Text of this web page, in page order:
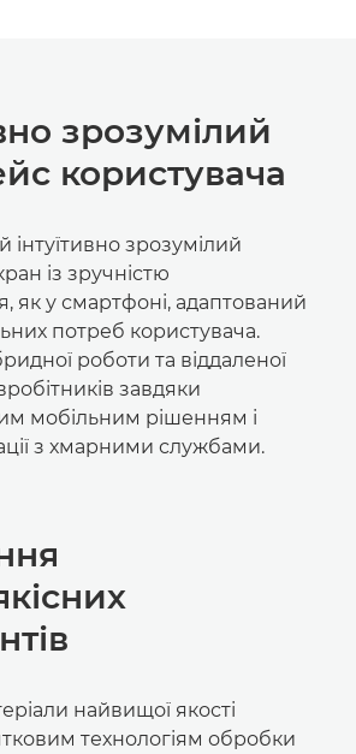
зрозумілий
користувача
інтуїтивно зрозумілий
із зручністю
як у смартфоні, адаптований
потреб користувача.
роботи та віддаленої
завдяки
мобільним рішенням і
з хмарними службами.
найвищої якості
технологіям обробки